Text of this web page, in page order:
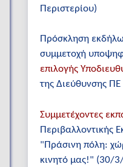
Περιστερίου)
Πρόσκληση
συμμετοχή
επιλογής
της Διεύθυνσης ΠΕ
Συμμετέχοντες
Περιβαλλοντικής
"Πράσινη πόλη:
κινητό μας!" (30/